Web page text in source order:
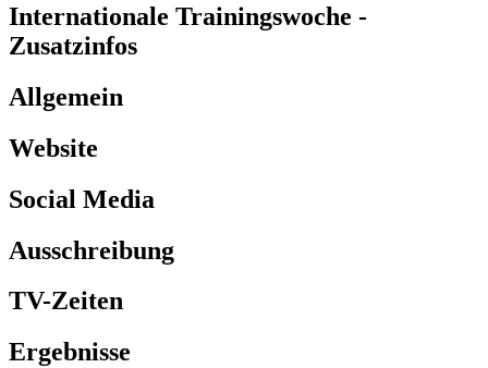
Internationale Trainingswoche -
Zusatzinfos
Allgemein
Website
Social Media
Ausschreibung
TV-Zeiten
Ergebnisse